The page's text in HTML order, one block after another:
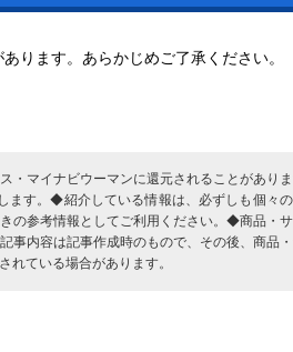
ります。あらかじめご了承ください。
・マイナビウーマンに還元されることがあり
ます。◆紹介している情報は、必ずしも個々
の参考情報としてご利用ください。◆商品・
内容は記事作成時のもので、その後、商品
ている場合があります。